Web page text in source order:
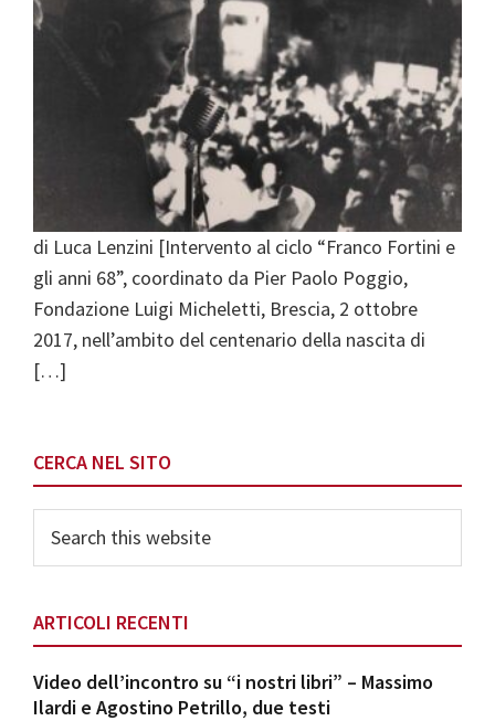
di Luca Lenzini [Intervento al ciclo “Franco Fortini e
gli anni 68”, coordinato da Pier Paolo Poggio,
Fondazione Luigi Micheletti, Brescia, 2 ottobre
2017, nell’ambito del centenario della nascita di
[…]
Primary
Sidebar
CERCA NEL SITO
this
website
ARTICOLI RECENTI
Video dell’incontro su “i nostri libri” – Massimo
Ilardi e Agostino Petrillo, due testi